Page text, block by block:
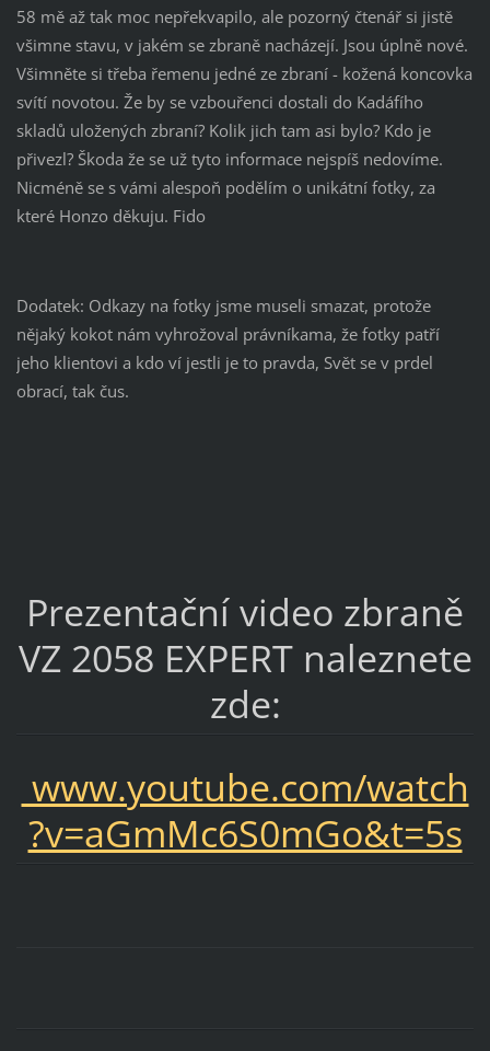
58 mě až tak moc nepřekvapilo, ale pozorný čtenář si jistě
všimne stavu, v jakém se zbraně nacházejí. Jsou úplně nové.
Všimněte si třeba řemenu jedné ze zbraní - kožená koncovka
svítí novotou. Že by se vzbouřenci dostali do Kadáfího
skladů uložených zbraní? Kolik jich tam asi bylo? Kdo je
přivezl? Škoda že se už tyto informace nejspíš nedovíme.
Nicméně se s vámi alespoň podělím o unikátní fotky, za
které Honzo děkuju. Fido
Dodatek: Odkazy na fotky jsme museli smazat, protože
nějaký kokot nám vyhrožoval právníkama, že fotky patří
jeho klientovi a kdo ví jestli je to pravda, Svět se v prdel
obrací, tak čus.
Prezentační video zbraně
VZ 2058 EXPERT naleznete
zde:
www.youtube.com/watch
?v=aGmMc6S0mGo&t=5s